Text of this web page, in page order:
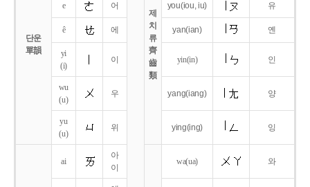
단운
單韻
제
치
류
齊
齒
類
e 어 you(iou,iu) 유
ê 에 yan(ian) 옌
yi
(i)
이 yin(in) 인
wu
(u)
우 yang(iang) 양
yu
(u)
위 ying(ing) 잉
ai
아
이
wa(ua) 와